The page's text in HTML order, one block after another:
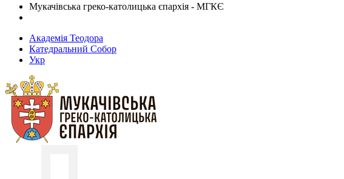
Мукачівська греко-католицька єпархія - МГКЄ
Академія Теодора
Катедральний Собор
Укр